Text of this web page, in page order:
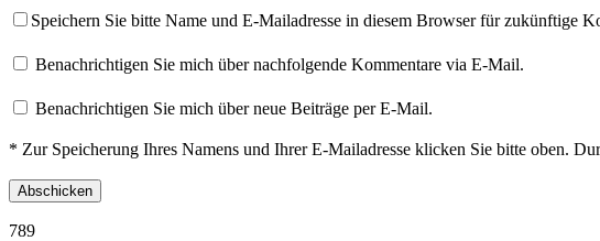
Speichern Sie bitte Name und E-Mailadresse in diesem Browser für zukünftige
Benachrichtigen Sie mich über nachfolgende Kommentare via E-Mail.
Benachrichtigen Sie mich über neue Beiträge per E-Mail.
* Zur Speicherung Ihres Namens und Ihrer E-Mailadresse klicken Sie bitte oben.
789